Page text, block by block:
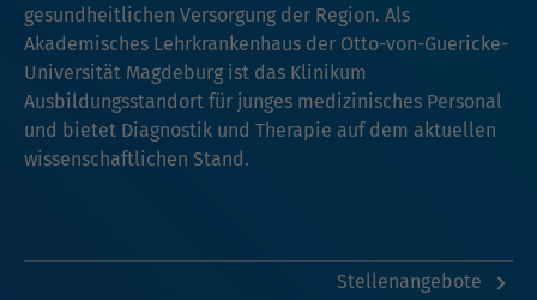
gesundheitlichen Versorgung der Region. Als
Akademisches Lehrkrankenhaus der Otto-von-Guericke-
Universität Magdeburg ist das Klinikum
Ausbildungsstandort für junges medizinisches Personal
und bietet Diagnostik und Therapie auf dem aktuellen
wissenschaftlichen Stand.
Stellenangebote